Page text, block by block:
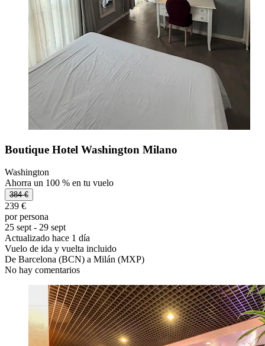
Boutique Hotel Washington Milano
Washington
Ahorra un 100 % en tu vuelo
384 €
239 €
por persona
25 sept - 29 sept
Actualizado hace 1 día
Vuelo de ida y vuelta incluido
De Barcelona (BCN) a Milán (MXP)
No hay comentarios